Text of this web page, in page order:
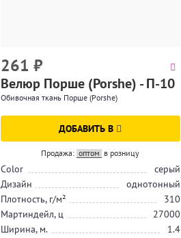
261 ₽
Велюр Порше (Porshe) - П-10
Обивочная ткань Порше (Porshe)
ДОБАВИТЬ В
Продажа: оптом в розницу
Color
серый
Дизайн
однотонный
Плотность, г/м²
310
Мартиндейл, ц
27000
Ширина, м.
1.4